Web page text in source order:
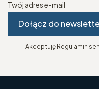
Twój adres e-mail
Dołącz do
Akceptuję Regulamin